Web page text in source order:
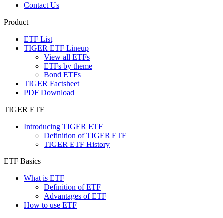
Contact Us
Product
ETF List
TIGER ETF Lineup
View all ETFs
ETFs by theme
Bond ETFs
TIGER Factsheet
PDF Download
TIGER ETF
Introducing TIGER ETF
Definition of TIGER ETF
TIGER ETF History
ETF Basics
What is ETF
Definition of ETF
Advantages of ETF
How to use ETF